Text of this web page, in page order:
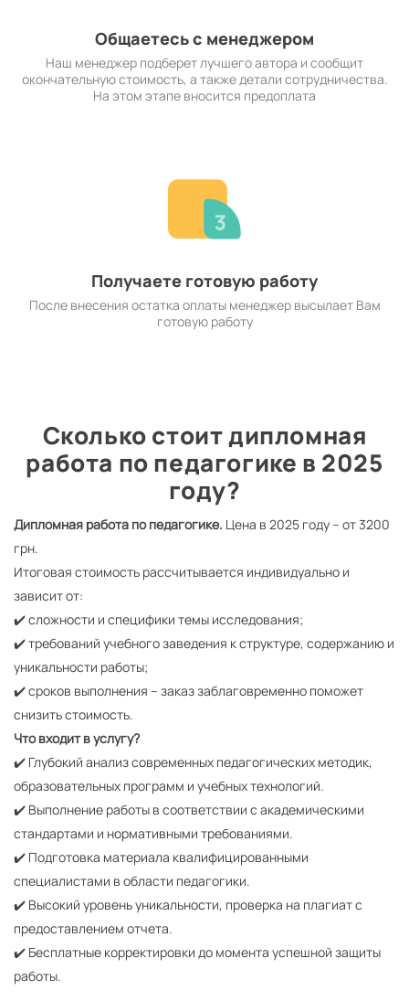
Общаетесь с менеджером
Наш менеджер подберет лучшего автора и сообщит
окончательную стоимость, а также детали сотрудничества.
На этом этапе вносится предоплата
Получаете готовую работу
После внесения остатка оплаты менеджер высылает Вам
готовую работу
Сколько стоит дипломная
работа по педагогике в 2025
году?
Дипломная работа по педагогике. Цена в 2025 году – от 3200
грн.
Итоговая стоимость рассчитывается индивидуально и
зависит от:
✔️ сложности и специфики темы исследования;
✔️ требований учебного заведения к структуре, содержанию и
уникальности работы;
✔️ сроков выполнения – заказ заблаговременно поможет
снизить стоимость.
Что входит в услугу?
✔️ Глубокий анализ современных педагогических методик,
образовательных программ и учебных технологий.
✔️ Выполнение работы в соответствии с академическими
стандартами и нормативными требованиями.
✔️ Подготовка материала квалифицированными
специалистами в области педагогики.
✔️ Высокий уровень уникальности, проверка на плагиат с
предоставлением отчета.
✔️ Бесплатные корректировки до момента успешной защиты
работы.